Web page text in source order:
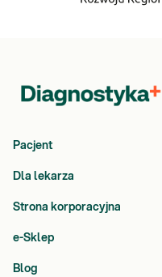
Pacjent
Dla lekarza
Strona korporacyjna
e-Sklep
Blog